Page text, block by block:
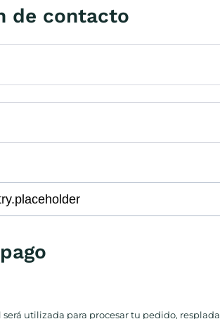
de contacto
utilizada para procesar tu pedido,